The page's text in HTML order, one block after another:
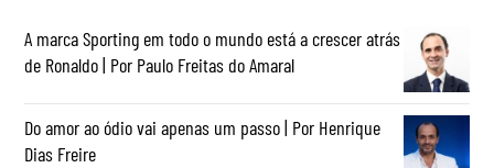
A marca Sporting em todo o mundo está a crescer atrás
de Ronaldo | Por Paulo Freitas do Amaral
Do amor ao ódio vai apenas um passo | Por Henrique
Dias Freire